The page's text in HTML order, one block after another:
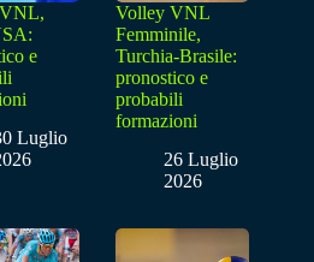
e
Luglio
Volley VNL
Femminile,
Turchia-Brasile:
pronostico e
probabili
formazioni
26 Luglio
2026